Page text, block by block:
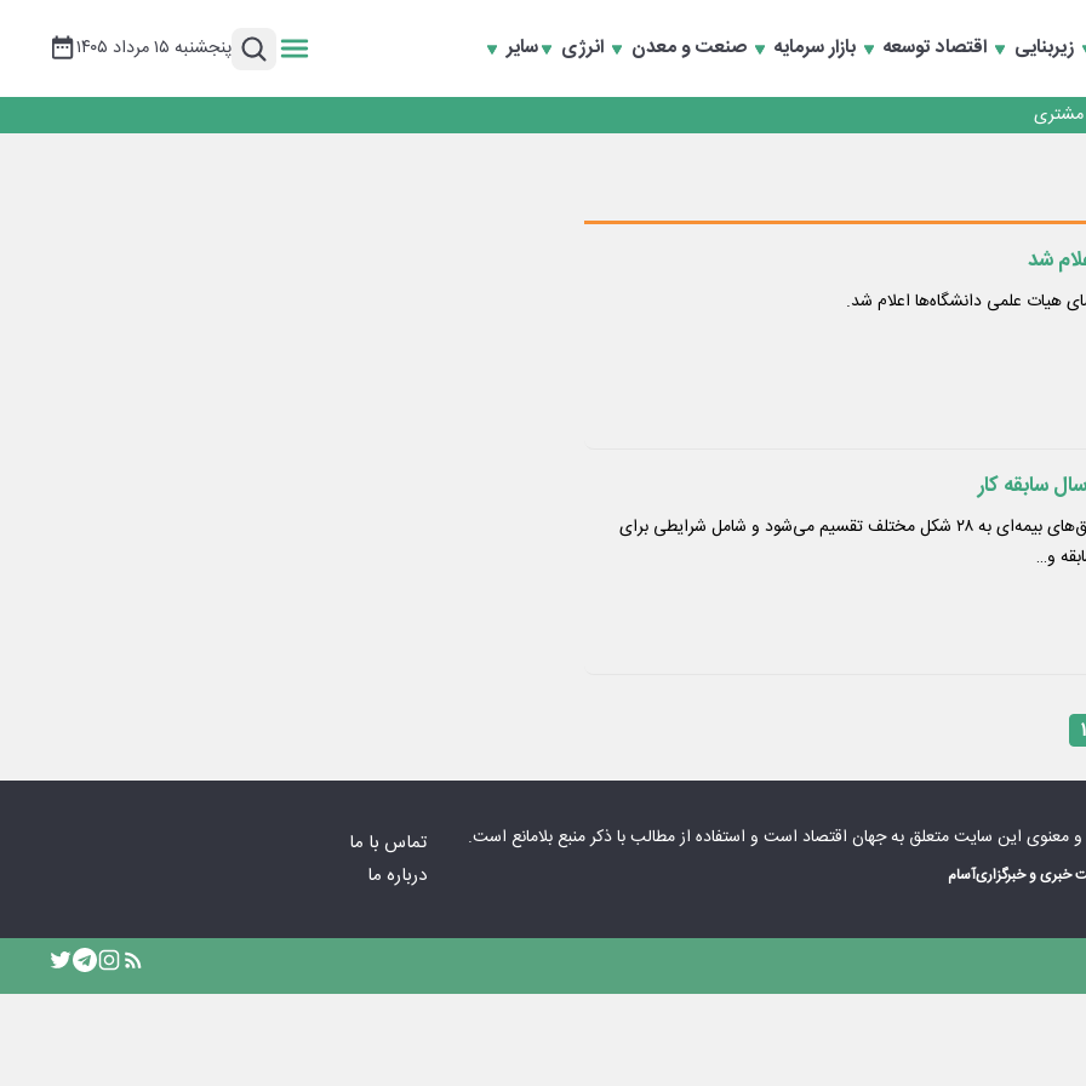
زیربنایی اقتصاد توسعه بازار سرمایه صنعت و معدن انرژی سایر پنجشنبه ۱۵ مرداد ۱۴۰۵
و بازسازی اعتماد مشتریان
مشتری
و بازسازی اعتماد مشتریان
شد
هیات علمی دانشگاه‌ها اعلام شد.
شرایط بازنشستگی در صندوق‌های بیمه‌ای به ۲۸ شکل مختلف تقسیم می‌شود و شامل شرایطی برای
۱
معنوی این سایت متعلق بهجهان اقتصاد است و استفاده از مطالب با ذکر منبع بلامانع است.
خبری و خبرگزاریآسام
تماس با ما
درباره ما